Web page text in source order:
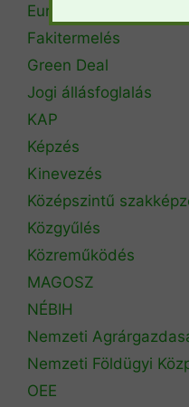
Európai Unió
Fakitermelés
Green Deal
Jogi állásfoglalás
KAP
Képzés
Kinevezés
Középszintű
Közgyűlés
Közreműködés
MAGOSZ
NÉBIH
Nemzeti
Nemzeti Földügyi
OEE